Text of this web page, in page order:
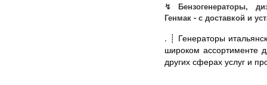
↯ Бензогенераторы,
Генмак - с доставкой и
. ┊ Генераторы
широком ассортименте
других сферах услуг и